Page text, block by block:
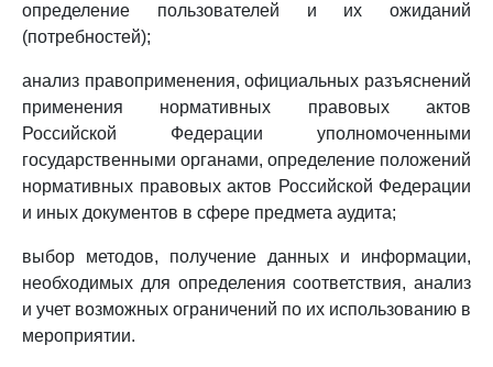
определение пользователей и их ожиданий
(потребностей);
анализ правоприменения, официальных разъяснений
применения нормативных правовых актов
Российской Федерации уполномоченными
государственными органами, определение положений
нормативных правовых актов Российской Федерации
и иных документов в сфере предмета аудита;
выбор методов, получение данных и информации,
необходимых для определения соответствия, анализ
и учет возможных ограничений по их использованию в
мероприятии.